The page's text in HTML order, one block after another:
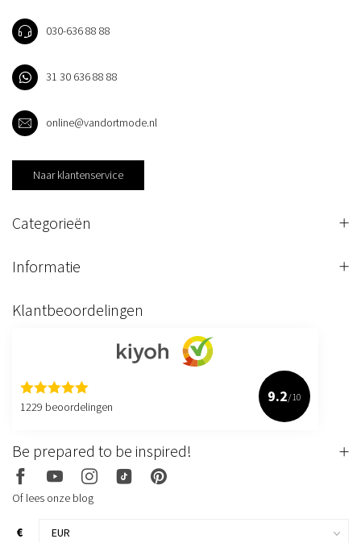
030-636 88 88
31 30 636 88 88
online@vandortmode.nl
Naar klantenservice
Categorieën
Informatie
Klantbeoordelingen
1229 beoordelingen
9.2/10
Be prepared to be inspired!
Of lees onze blog
€